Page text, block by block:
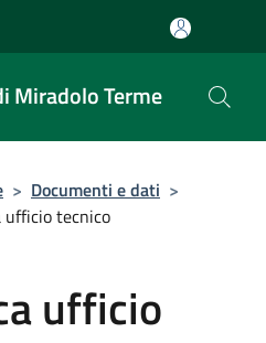
Miradolo Terme
> Documenti e dati >
ufficio tecnico
ufficio